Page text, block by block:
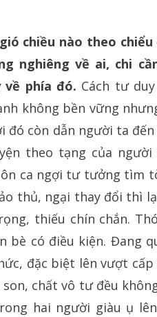
chiều nào theo
nghiêng về ai, chi
phía đó. Cách tư
không bền vững
đó còn dẫn người ta
theo tạng của
ca ngợi tư tưởng tìm
thủ, ngại thay đổi thì
thiếu chín chắn.
bè có điều kiện. Đang
đặc biệt lên vượt
chất vô tư đều
hai người giàu ụ